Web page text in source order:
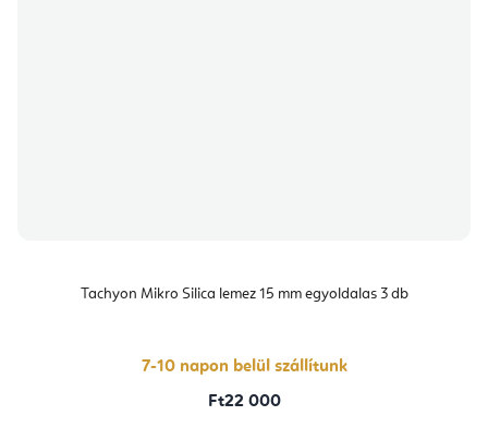
Tachyon Mikro Silica lemez 15 mm egyoldalas 3 db
7-10 napon belül szállítunk
Ft22 000